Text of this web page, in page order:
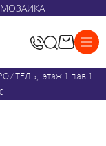
этаж 1 пав 1